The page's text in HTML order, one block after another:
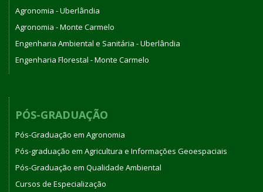
Agronomia - Uberlândia
Agronomia - Monte Carmelo
Engenharia Ambiental e Sanitária - Uberlândia
Engenharia Florestal - Monte Carmelo
PÓS-GRADUAÇÃO
Pós-Graduação em Agronomia
Pós-graduação em Agricultura e Informações Geoespaciais
Pós-Graduação em Qualidade Ambiental
Cursos de Especialização